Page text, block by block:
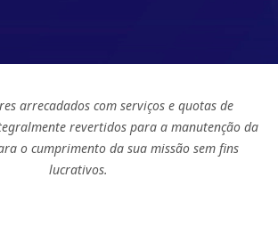
arrecadados com serviços e quotas de
revertidos para a manutenção da
o cumprimento da sua missão sem fins
lucrativos.